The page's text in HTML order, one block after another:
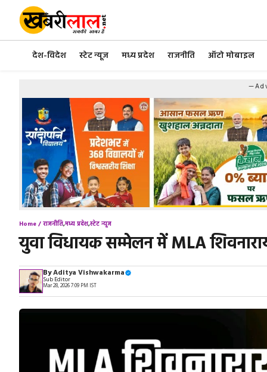
content
देश-विदेश स्टेट न्यूज मध्य प्रदेश राजनीति ऑटो मोबाइल
Home /राजनीति,मध्य प्रदेश,स्टेट न्यूज
युवा विधायक सम्मेलन में MLA
ByAditya Vishwakarma
Sub Editor
Mar 28, 2026 7:09 PM IST